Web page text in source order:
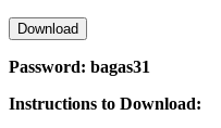
Download
Password: bagas31
Instructions to Download: